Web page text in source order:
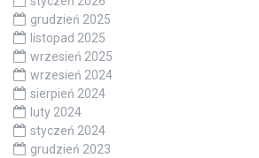
grudzień 2025
listopad 2025
wrzesień 2025
wrzesień 2024
sierpień 2024
luty 2024
styczeń 2024
grudzień 2023